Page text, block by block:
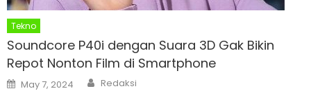
Tekno
Soundcore P40i dengan Suara 3D Gak Bikin
Repot Nonton Film di Smartphone
Posted
on
May 7, 2024 Author
Redaksi